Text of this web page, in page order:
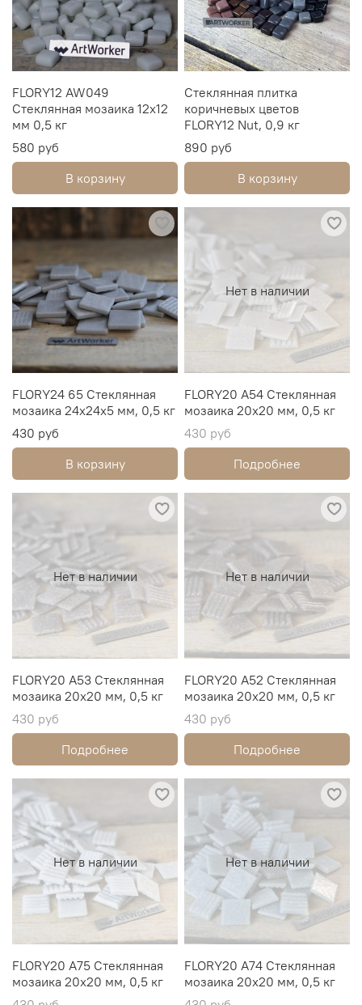
FLORY12 AW049
Стеклянная мозаика 12х12
мм 0,5 кг
580 руб
В корзину
Стеклянная плитка
коричневых цветов
FLORY12 Nut, 0,9 кг
890 руб
В корзину
FLORY24 65 Стеклянная
мозаика 24х24х5 мм, 0,5 кг
430 руб
В корзину
Нет в наличии
FLORY20 A54 Стеклянная
мозаика 20х20 мм, 0,5 кг
430 руб
Подробнее
Нет в наличии
FLORY20 A53 Стеклянная
мозаика 20х20 мм, 0,5 кг
430 руб
Подробнее
Нет в наличии
FLORY20 A52 Стеклянная
мозаика 20х20 мм, 0,5 кг
430 руб
Подробнее
Нет в наличии
FLORY20 A75 Стеклянная
мозаика 20х20 мм, 0,5 кг
Нет в наличии
FLORY20 A74 Стеклянная
мозаика 20х20 мм, 0,5 кг